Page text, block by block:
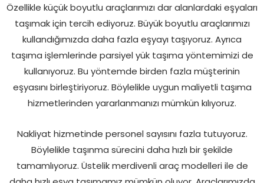
Özellikle küçük boyutlu araçlarımızı dar alanlardaki eşyaları
taşımak için tercih ediyoruz. Büyük boyutlu araçlarımızı
kullandığımızda daha fazla eşyayı taşıyoruz. Ayrıca
taşıma işlemlerinde parsiyel yük taşıma yöntemimizi de
kullanıyoruz. Bu yöntemde birden fazla müşterinin
eşyasını birleştiriyoruz. Böylelikle uygun maliyetli taşıma
hizmetlerinden yararlanmanızı mümkün kılıyoruz.
Nakliyat hizmetinde personel sayısını fazla tutuyoruz.
Böylelikle taşınma sürecini daha hızlı bir şekilde
tamamlıyoruz. Üstelik merdivenli araç modelleri ile de